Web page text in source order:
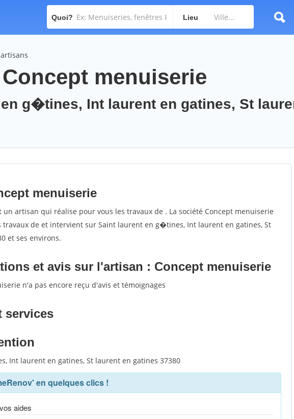
Quoi? Lieu
menuiserie
g�tines, Int laurent en gatines, St
menuiserie
un artisan qui réalise pour vous les travaux de . La société Concept menuiserie
travaux de et intervient sur Saint laurent en g�tines, Int laurent en gatines, St
et ses environs.
et avis sur l'artisan : Concept menuiserie
n'a pas encore reçu d'avis et témoignages
services
Int laurent en gatines, St laurent en gatines 37380